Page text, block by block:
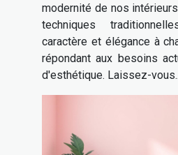
modernité de nos
techniques
caractère et élégance à
répondant aux besoins
d'esthétique. Laissez-